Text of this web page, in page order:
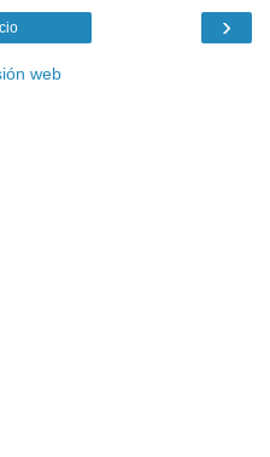
›
web